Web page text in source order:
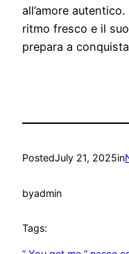
all’amore
ritmo fresco e il
prepara a
PostedJuly 21, 2025in
byadmin
Tags: